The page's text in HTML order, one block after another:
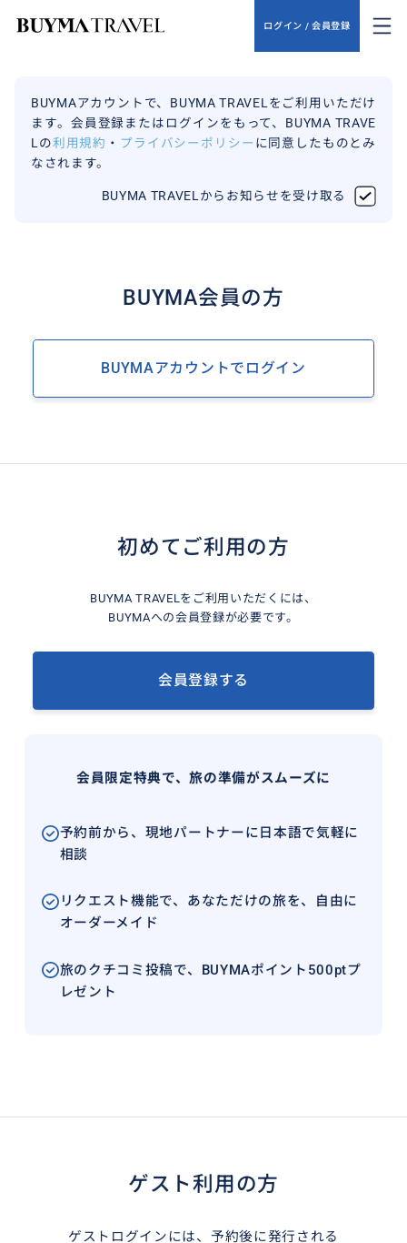
ログイン / 会員登録
BUYMAアカウントで、BUYMA TRAVELをご利用いただけ
ます。会員登録またはログインをもって、BUYMA TRAVE
Lの利用規約 ・ プライバシーポリシー に同意したものとみ
なされます。
BUYMA TRAVELからお知らせを受け取る
BUYMA会員の方
BUYMAアカウントでログイン
初めてご利用の方
BUYMA TRAVELをご利用いただくには、
BUYMAへの会員登録が必要です。
会員登録する
会員限定特典で、旅の準備がスムーズに
予約前から、現地パートナーに日本語で気軽に
相談
リクエスト機能で、あなただけの旅を、自由に
オーダーメイド
旅のクチコミ投稿で、BUYMAポイント500ptプ
レゼント
ゲスト利用の方
ゲストログインには、予約後に発行される